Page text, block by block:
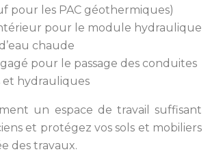
pour les PAC géothermiques)
pour le module hydraulique
chaude
pour le passage des conduites
hydrauliques
un espace de travail suffisant
et protégez vos sols et mobiliers
des travaux.